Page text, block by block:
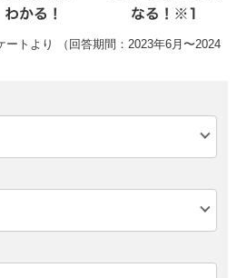
トより （回答期間：2023年6月〜2024